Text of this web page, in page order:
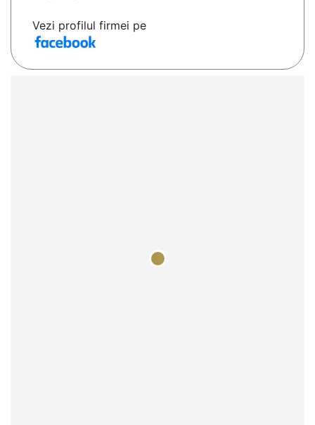
Vezi profilul firmei pe